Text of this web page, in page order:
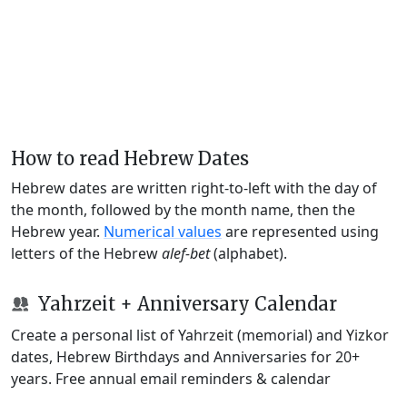
How to read Hebrew Dates
Hebrew dates are written right-to-left with the day of
the month, followed by the month name, then the
Hebrew year. Numerical values are represented using
letters of the Hebrewalef-bet(alphabet).
Yahrzeit + Anniversary Calendar
Create a personal list of Yahrzeit (memorial) and Yizkor
dates, Hebrew Birthdays and Anniversaries for 20+
years. Free annual email reminders & calendar